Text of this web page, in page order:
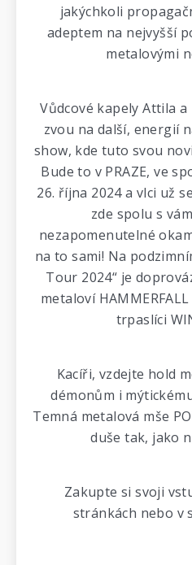
jakýchkoli
adeptem na nejvyšší
metalovými
Vůdcové kapely Attila
zvou na další, energií
show, kde tuto svou
Bude to v PRAZE, ve
26. října 2024 a vlci už
zde spolu s
nezapomenutelné
na to sami! Na
Tour 2024“ je
metaloví
trpaslíci
Kacíři, vzdejte hold
démonům i
Temná metalová mše
duše tak, jako
Zakupte si svoji
stránkách nebo v